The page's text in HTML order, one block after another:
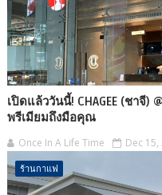
เปิดแล้ววันนี้! CHAGEE (ชาจี
พรีเมียมถึงมือคุณ
Once In A Life Time Dec 15,
ร้านกาแฟ